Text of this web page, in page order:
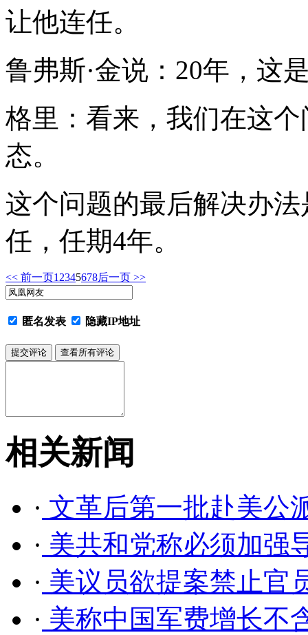
让他连任。
鲁弗斯·金说：20年，这
格里：看来，我们在这
态。
这个问题的最后解决办
任，任期4年。
<< 前一页1 2345678后一页 >>
匿名发表 隐藏IP地址
相关新闻
· 文革后第一批赴美公
· 美共和党称必须加强
· 美议员欲提案禁止官
· 美称中国军费增长不